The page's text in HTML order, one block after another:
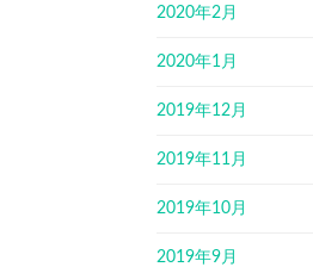
2020年2月
2020年1月
2019年12月
2019年11月
2019年10月
2019年9月